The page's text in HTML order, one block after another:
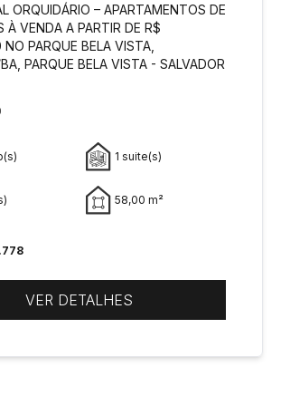
ORQUIDÁRIO – APARTAMENTOS DE
À VENDA A PARTIR DE R$
PARQUE BELA VISTA,
PARQUE BELA VISTA - SALVADOR
1 suite(s)
58,00 m²
VER DETALHES